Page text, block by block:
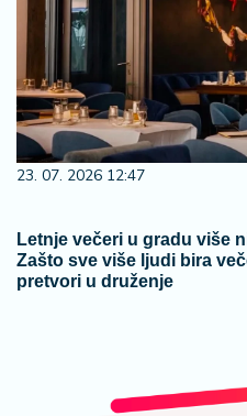
23. 07. 2026 12:47
Letnje večeri u gradu više
Zašto sve više ljudi bira
pretvori u druženje